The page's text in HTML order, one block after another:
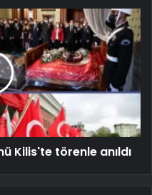
Kilis'te törenle anıldı